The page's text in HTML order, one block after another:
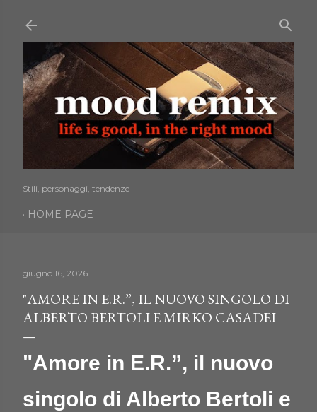
Stili, personaggi, tendenze
HOME PAGE
giugno 16, 2026
"AMORE IN E.R.”, IL NUOVO SINGOLO DI
ALBERTO BERTOLI E MIRKO CASADEI
"Amore in E.R.”, il nuovo
singolo di Alberto Bertoli e